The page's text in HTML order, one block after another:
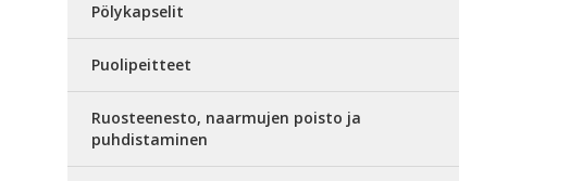
Pölykapselit
Puolipeitteet
Ruosteenesto, naarmujen poisto ja
puhdistaminen